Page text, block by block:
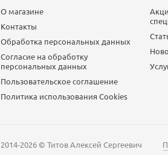
О магазине
Контакты
Обработка персональных данных
Согласие на обработку
персональных данных
Пользовательское соглашение
Политика использования Сookies
2014-2026 © Титов Алексей Сергеевич